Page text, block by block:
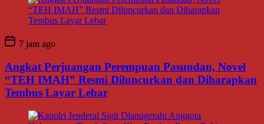
7 jam ago
Angkat Perjuangan Perempuan Pasundan, Novel
“TEH IMAH” Resmi Diluncurkan dan Diharapkan
Tembus Layar Lebar